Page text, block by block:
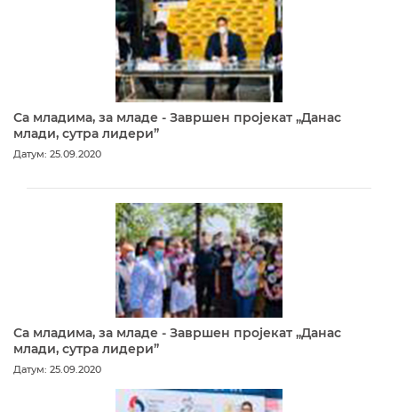
Са младима, за младе - Завршен пројекат „Данас
млади, сутра лидери”
Датум: 25.09.2020
Са младима, за младе - Завршен пројекат „Данас
млади, сутра лидери”
Датум: 25.09.2020